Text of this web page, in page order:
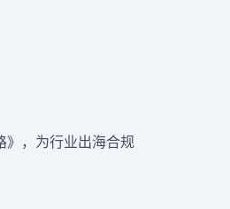
》，为行业出海合规